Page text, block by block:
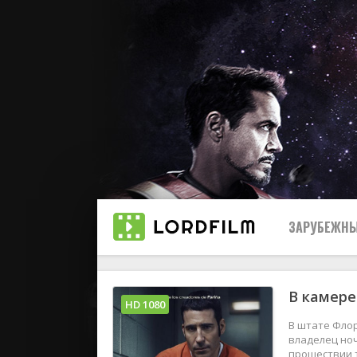
Все
2019
В
В штате
владелец
прошествии
HD 1080